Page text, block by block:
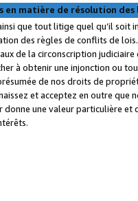
en matière de résolution
que tout litige quel qu’il soit
des règles de conflits de
de la circonscription
à obtenir une injonction ou
de nos droits de
et acceptez en outre que
donne une valeur particulière